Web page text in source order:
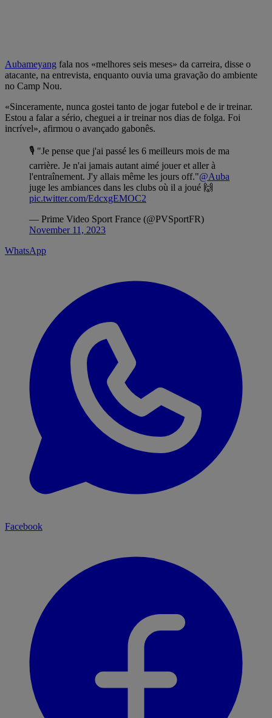
Aubameyang fala nos «melhores seis meses» da carreira, disse o
atacante, na entrevista, enquanto ouvia uma gravação do ambiente
no Camp Nou.
«Sinceramente, nunca gostei tanto de jogar futebol e de ir treinar.
Estou a falar a sério, cheguei a ir treinar nos dias de folga. Foi
incrível», afirmou o avançado gabonês.
🎙 "Je pense que j'ai passé les 6 meilleurs mois de ma
carrière. Je n'ai jamais autant aimé jouer et aller à
l'entraînement. J'y allais même les jours off."@Auba
juge les ambiances dans les clubs où il a joué 🙌
pic.twitter.com/EdcxgEMOC2
— Prime Video Sport France (@PVSportFR)
November 11, 2023
WhatsApp
Facebook